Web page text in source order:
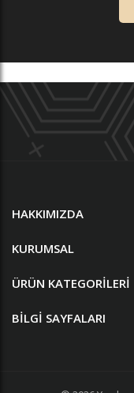
HAKKIMIZDA
KURUMSAL
ÜRÜN KATEGORILERI
BILGI SAYFALARI